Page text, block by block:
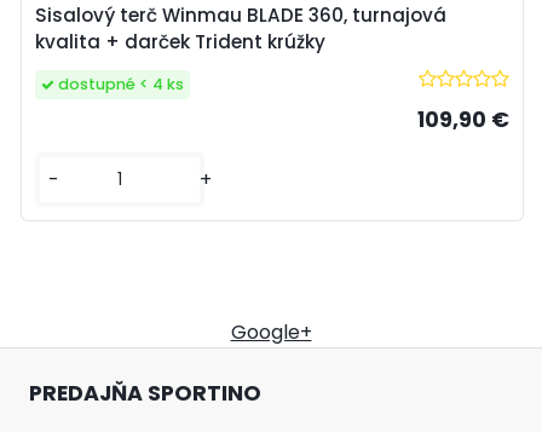
Sisalový terč Winmau BLADE 360, turnajová
kvalita + darček Trident krúžky
109,90 €
- +
dostupné < 4 ks
Google+
PREDAJŇA SPORTINO